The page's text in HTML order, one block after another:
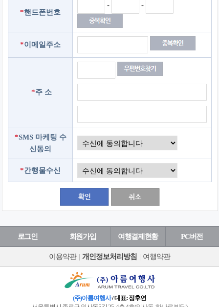
*핸드폰번호
- -
*이메일주소
*주 소
*SMS 마케팅 수
신동의
*간행물수신
로그인 회원가입 여행결제현황 PC버전
이용약관 | 개인정보처리방침 | 여행약관
(주)아름여행사/ 대표: 정후연